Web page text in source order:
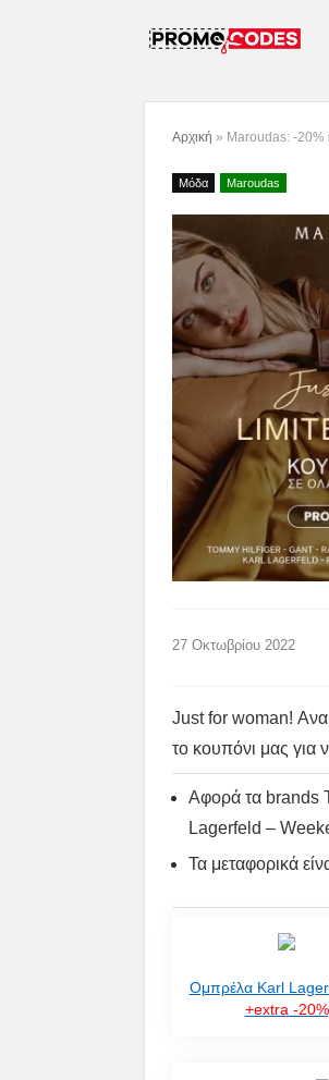
Αρχική » Maroudas: -20%
Μόδα Maroudas
27 Οκτωβρίου 2022
Just for woman!
το κουπόνι μας για
Αφορά τα brands
Lagerfeld –
Τα μεταφορικά
Ομπρέλα Karl
+extra -20%